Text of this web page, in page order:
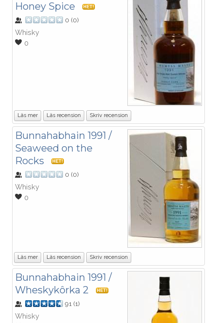
Honey Spice
HET!
0 (0)
Whisky
0
Läs mer Läs recension Skriv recension
Bunnahabhain 1991 /
Seaweed on the
Rocks
HET!
0 (0)
Whisky
0
Läs mer Läs recension Skriv recension
Bunnahabhain 1991 /
Wheskykôrka 2
HET!
91 (1)
Whisky